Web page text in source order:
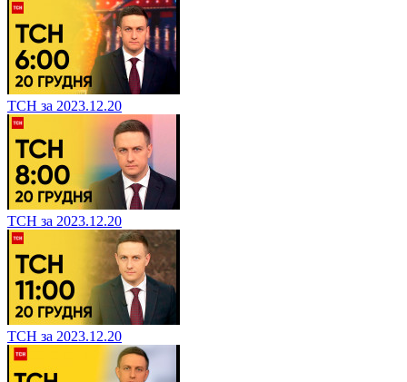
ТСН за 2023.12.20
ТСН за 2023.12.20
ТСН за 2023.12.20